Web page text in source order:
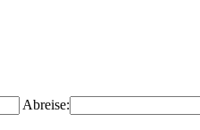
Abreise: